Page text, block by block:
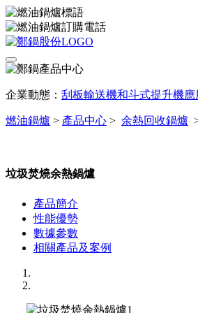
企業動態： 刮板輸送機和斗式提升機
燃油鍋爐 > 產品中心 > 余熱回收鍋爐
垃圾焚燒余熱鍋爐
產品簡介
性能優勢
數據參數
相關產品及案例